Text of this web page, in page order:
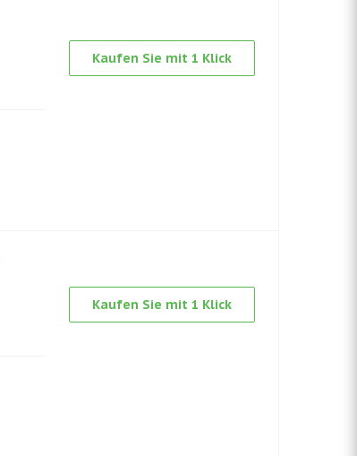
Kaufen Sie mit 1 Klick
Kaufen Sie mit 1 Klick